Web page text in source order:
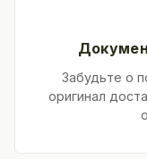
Забудьте о
оригинал